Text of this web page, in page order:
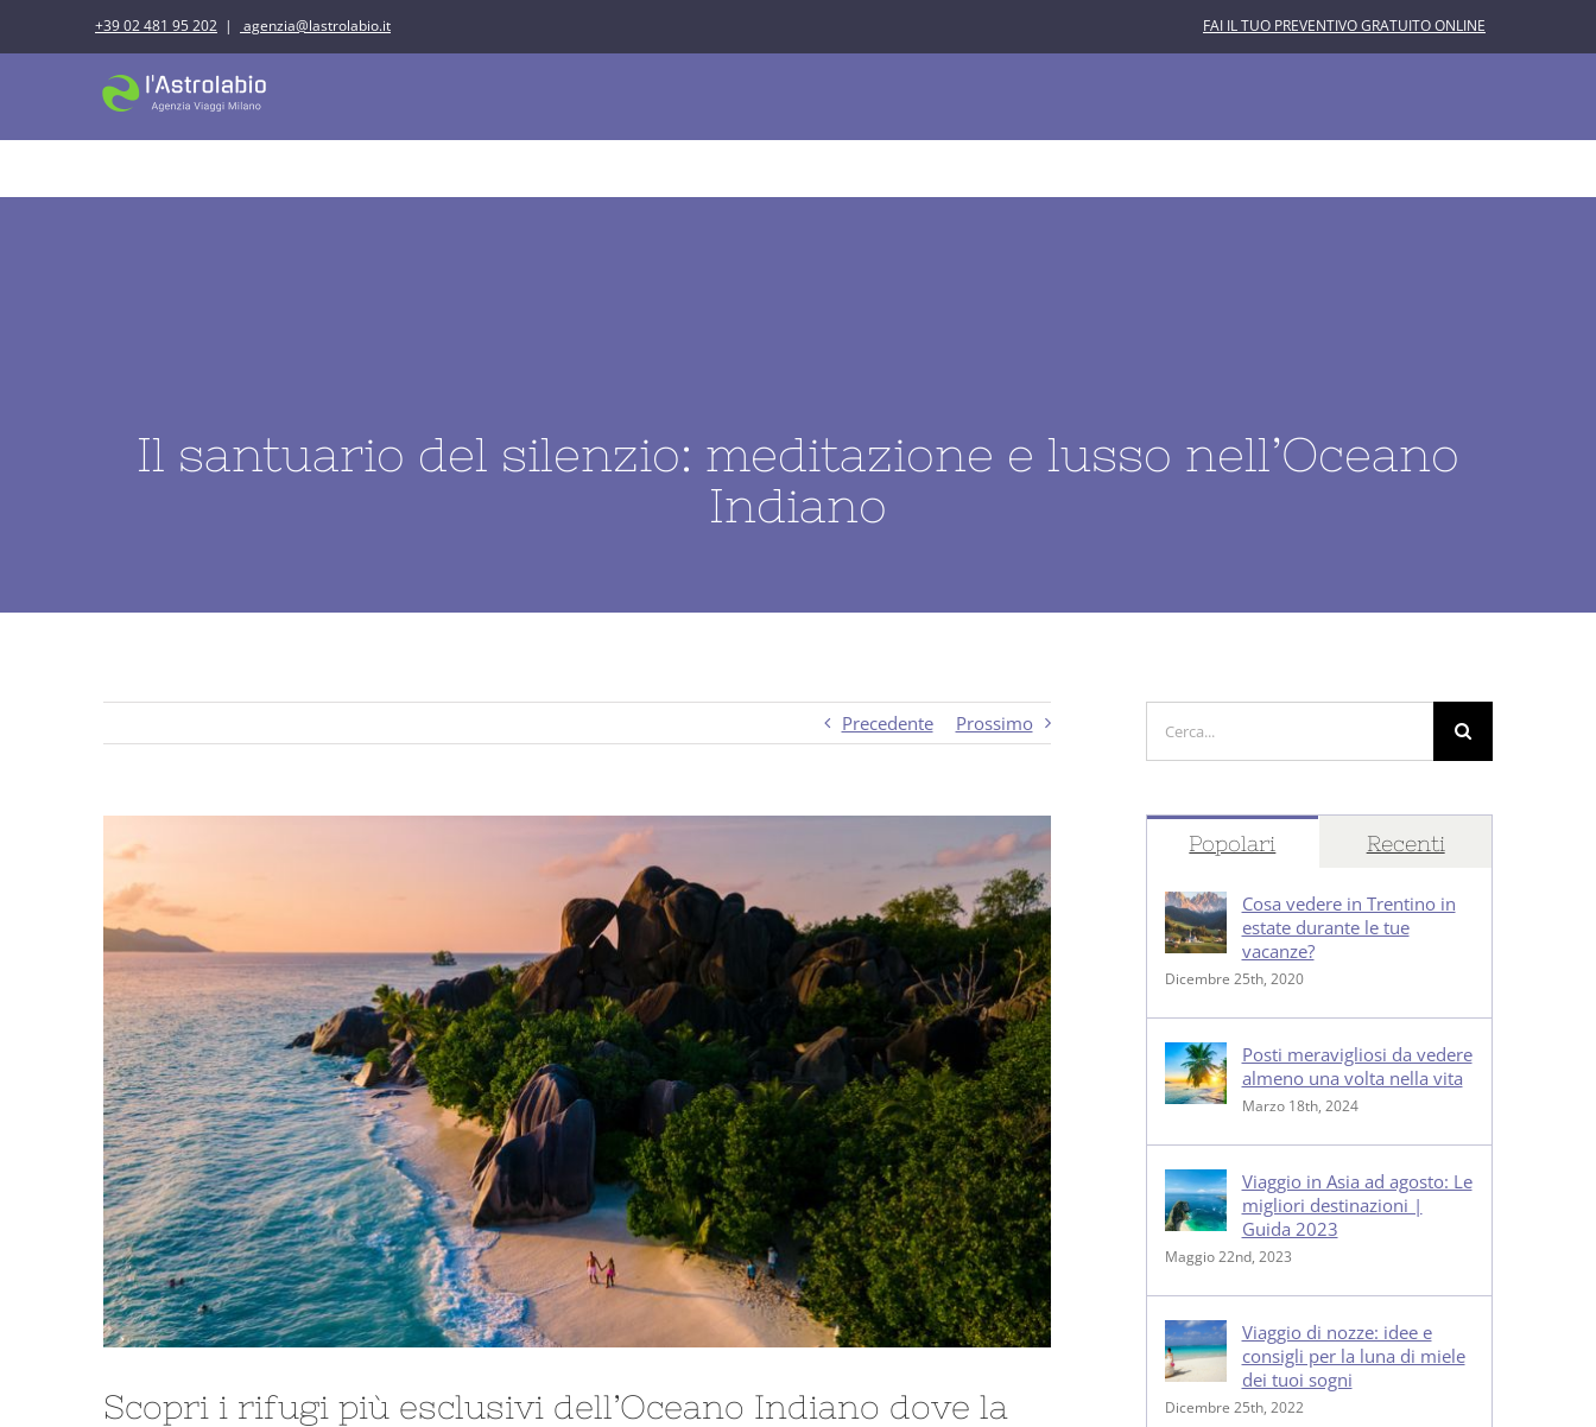
al
+39 02 481 95 202 | agenzia@lastrolabio.it FAI IL TUO PREVENTIVO GRATUITO ONLINE
Il santuario del silenzio: meditazione e lusso nell’Oceano
Indiano
Precedente Prossimo
immagine
Scopri i rifugi più esclusivi dell’Oceano Indiano dove la
per:
Popolari Recenti
Cosa vedere in Trentino in
estate durante le tue
vacanze?
Dicembre 25th, 2020
Posti meravigliosi da vedere
almeno una volta nella vita
Marzo 18th, 2024
Viaggio in Asia ad agosto: Le
migliori destinazioni |
Guida 2023
Maggio 22nd, 2023
Viaggio di nozze: idee e
consigli per la luna di miele
dei tuoi sogni
Dicembre 25th, 2022